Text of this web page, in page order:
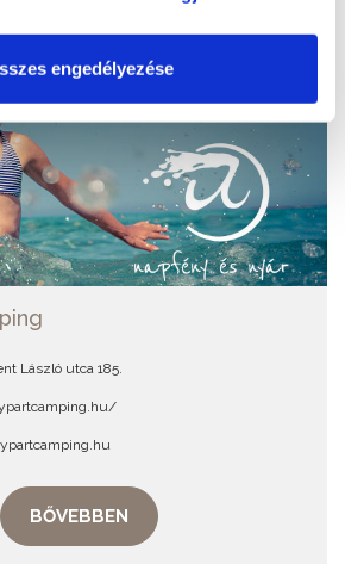
engedélyezése
László utca 185.
BŐVEBBEN